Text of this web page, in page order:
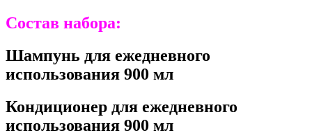
Состав набора:
Шампунь для ежедневного
использования 900 мл
Кондиционер для ежедневного
использования 900 мл